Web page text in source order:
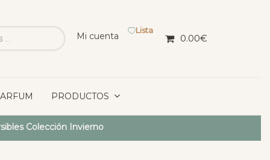
Mi cuenta
Lista
0.00€
PRODUCTOS
Colección Invierno